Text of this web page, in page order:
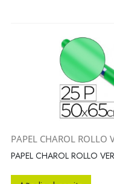

PAPEL CHAROL ROLLO
PAPEL CHAROL ROLLO